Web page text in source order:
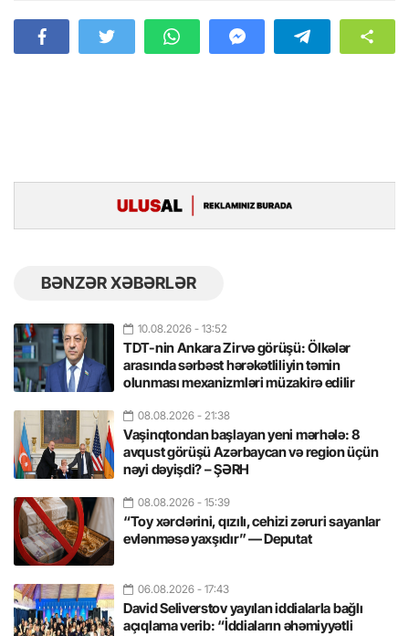
BƏNZƏR XƏBƏRLƏR
10.08.2026 - 13:52
TDT-nin Ankara Zirvə görüşü: Ölkələr
arasında sərbəst hərəkətliliyin təmin
olunması mexanizmləri müzakirə edilir
08.08.2026 - 21:38
Vaşinqtondan başlayan yeni mərhələ: 8
avqust görüşü Azərbaycan və region üçün
nəyi dəyişdi? – ŞƏRH
08.08.2026 - 15:39
“Toy xərclərini, qızılı, cehizi zəruri sayanlar
evlənməsə yaxşıdır” — Deputat
06.08.2026 - 17:43
David Seliverstov yayılan iddialarla bağlı
açıqlama verib: “İddiaların əhəmiyyətli